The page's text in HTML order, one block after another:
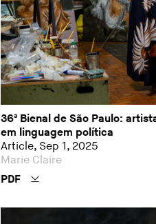
36ª Bienal de São Paulo:
em linguagem política
Article, Sep 1, 2025
Marie Claire
PDF